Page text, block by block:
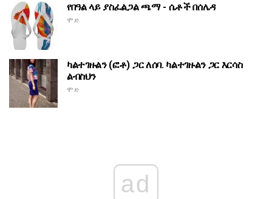
የበዓል ላይ ያስፈልጋል ጫማ - ሴቶች በሰሌዳ
ሞድ
ካልተገዙልን (ፎቶ) ጋር ለሰባ. ካልተገዙልን ጋር እርሳስ
ልብስህን
ሞድ
ad